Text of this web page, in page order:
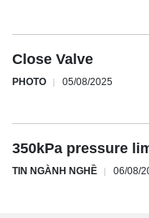
Close Valve
PHOTO 05/08/2025
350kPa pressure
TIN NGÀNH NGHỀ 06/08/